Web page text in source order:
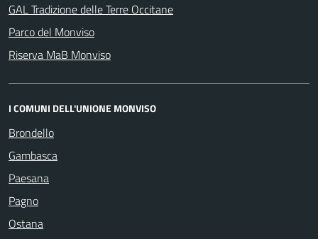
GAL Tradizione delle Terre Occitane
Parco del Monviso
Riserva MaB Monviso
I COMUNI DELL'UNIONE MONVISO
Brondello
Gambasca
Paesana
Pagno
Ostana